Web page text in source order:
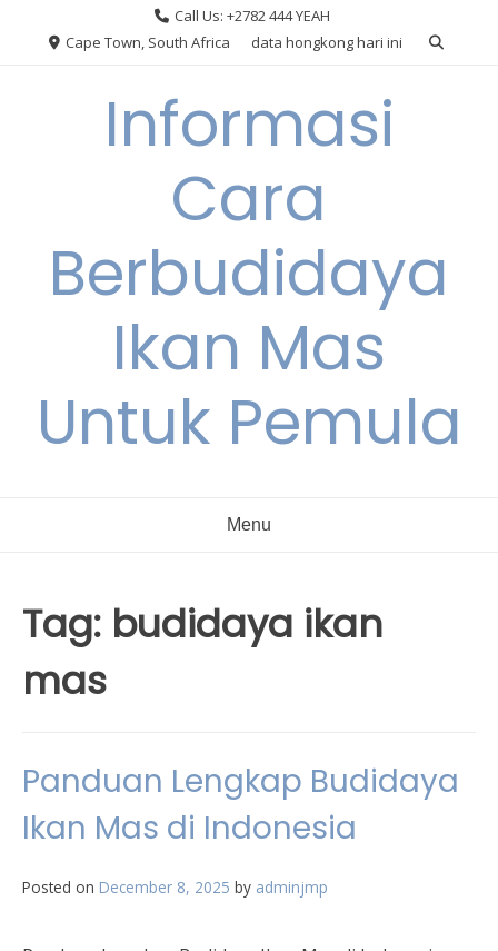
Call Us: +2782 444 YEAH
Cape Town, South Africa
data hongkong hari ini
Informasi
Cara
Berbudidaya
Ikan Mas
Untuk Pemula
Menu
Tag: budidaya ikan
mas
Panduan Lengkap Budidaya
Ikan Mas di Indonesia
Posted on December 8, 2025 by adminjmp